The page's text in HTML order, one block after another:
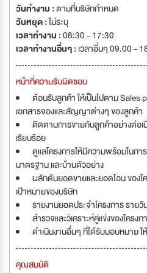
วันทำงาน :ตามที่บริษัทกำหนด
วันหยุด :ไม่ระบุ
เวลาทำงาน :08:30 - 17:30
เวลาทำงานอื่นๆ : เวลาอื่นๆ 09.00 -
หน้าที่ความรับผิดชอบ
ต้อนรับลูกค้า ให้เป็นไปตาม
เอกสารจองและสัญญาต่างๆ ของลูกค้า
ติดตามการขายกับลูกค้าอย่างต่อเ
เรียบร้อย
ดูแลโครงการให้มีความพร้อมในก
มาตรฐาน และบ้านตัวอย่าง
ผลักดันยอดขายและยอดโอน ของโ
เป้าหมายของบริษัท
รายงานยอดประจำโครงการ ราย
สำรวจและวิเคราะห์คู่แข่งของโคร
ดำเนินงานอื่นๆ ที่ได้รับมอบหมาย ใ
คุณสมบัติ